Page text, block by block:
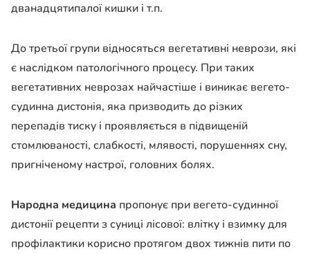
дванадцятипалої кишки і т.п.
До третьої групи відносяться вегетативні неврози, які
є наслідком патологічного процесу. При таких
вегетативних неврозах найчастіше і виникає вегето-
судинна дистонія, яка призводить до різких
перепадів тиску і проявляється в підвищеній
стомлюваності, слабкості, млявості, порушеннях сну,
пригніченому настрої, головних болях.
Народна медицина пропонує при вегето-судинної
дистонії рецепти з суниці лісової: влітку і взимку для
профілактики корисно протягом двох тижнів пити по